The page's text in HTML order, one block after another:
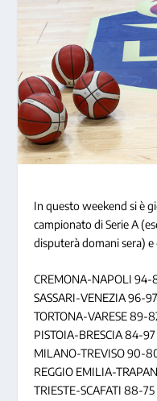
In questo weekend si è
campionato di Serie A
disputerà domani sera)
CREMONA-NAPOLI 94-
SASSARI-VENEZIA 96-97
TORTONA-VARESE 89-
PISTOIA-BRESCIA 84-97
MILANO-TREVISO 90-
REGGIO EMILIA-
TRIESTE-SCAFATI 88-75